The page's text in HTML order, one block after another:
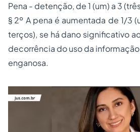
Pena - detenção, de 1 (um) a 3
§ 2º A pena é aumentada de 1/3
terços), se há dano significativo
decorrência do uso da
enganosa.